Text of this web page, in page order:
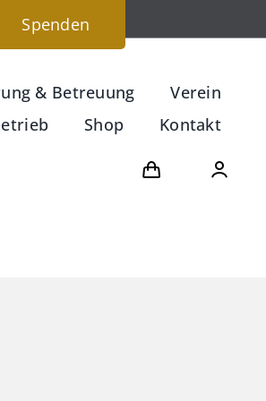
Spenden
& Betreuung
Verein
Shop Kontakt